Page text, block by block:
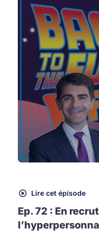
Lire cet épisode
Ep. 72 : En